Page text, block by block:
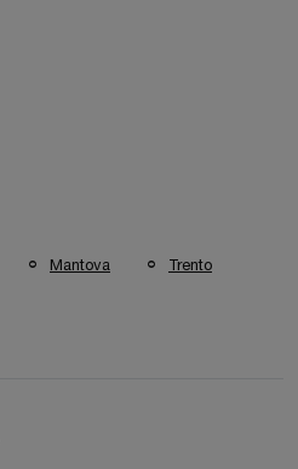
Mantova Trento